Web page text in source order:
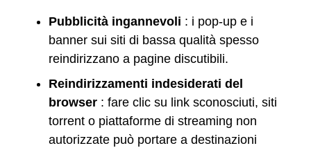
Pubblicità ingannevoli : i pop-up e i
banner sui siti di bassa qualità spesso
reindirizzano a pagine discutibili.
Reindirizzamenti indesiderati del
browser : fare clic su link sconosciuti, siti
torrent o piattaforme di streaming non
autorizzate può portare a destinazioni